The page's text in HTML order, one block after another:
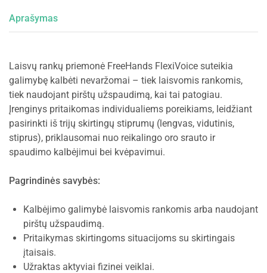
Aprašymas
Laisvų rankų priemonė FreeHands FlexiVoice suteikia
galimybę kalbėti nevaržomai – tiek laisvomis rankomis,
tiek naudojant pirštų užspaudimą, kai tai patogiau.
Įrenginys pritaikomas individualiems poreikiams, leidžiant
pasirinkti iš trijų skirtingų stiprumų (lengvas, vidutinis,
stiprus), priklausomai nuo reikalingo oro srauto ir
spaudimo kalbėjimui bei kvėpavimui.
Pagrindinės savybės:
Kalbėjimo galimybė laisvomis rankomis arba naudojant
pirštų užspaudimą.
Pritaikymas skirtingoms situacijoms su skirtingais
įtaisais.
Užraktas aktyviai fizinei veiklai.